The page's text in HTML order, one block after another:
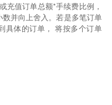
充值订单总额*手续费比例，
并向上舍入。若是多笔订单
具体的订单， 将按多个订单